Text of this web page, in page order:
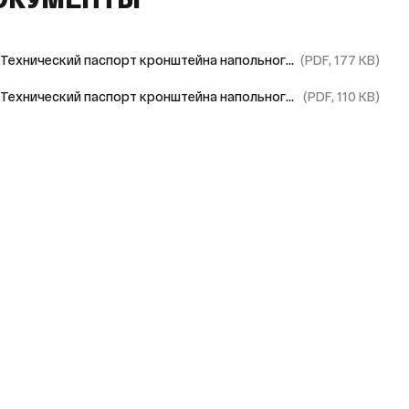
Технический паспорт кронштейна напольного регулируемого внутренего (PDF, 177 KB)
Технический паспорт кронштейна напольного регулируемого внутренего (PDF, 110 KB)